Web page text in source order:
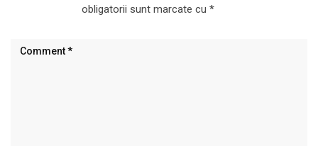
obligatorii sunt marcate cu *